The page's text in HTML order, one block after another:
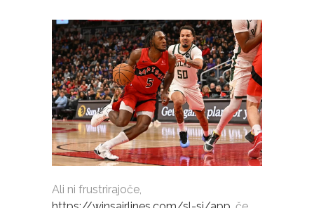
Ali ni frustrirajoče,